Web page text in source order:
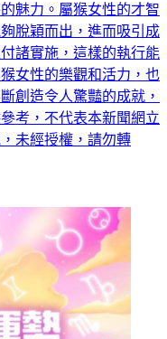
魅力。屬猴女性的才智
脫穎而出，進而吸引成
諸實施，這樣的執行能
女性的樂觀和活力，也
創造令人驚豔的成就，
考，不代表本新聞網立
未經授權，請勿轉